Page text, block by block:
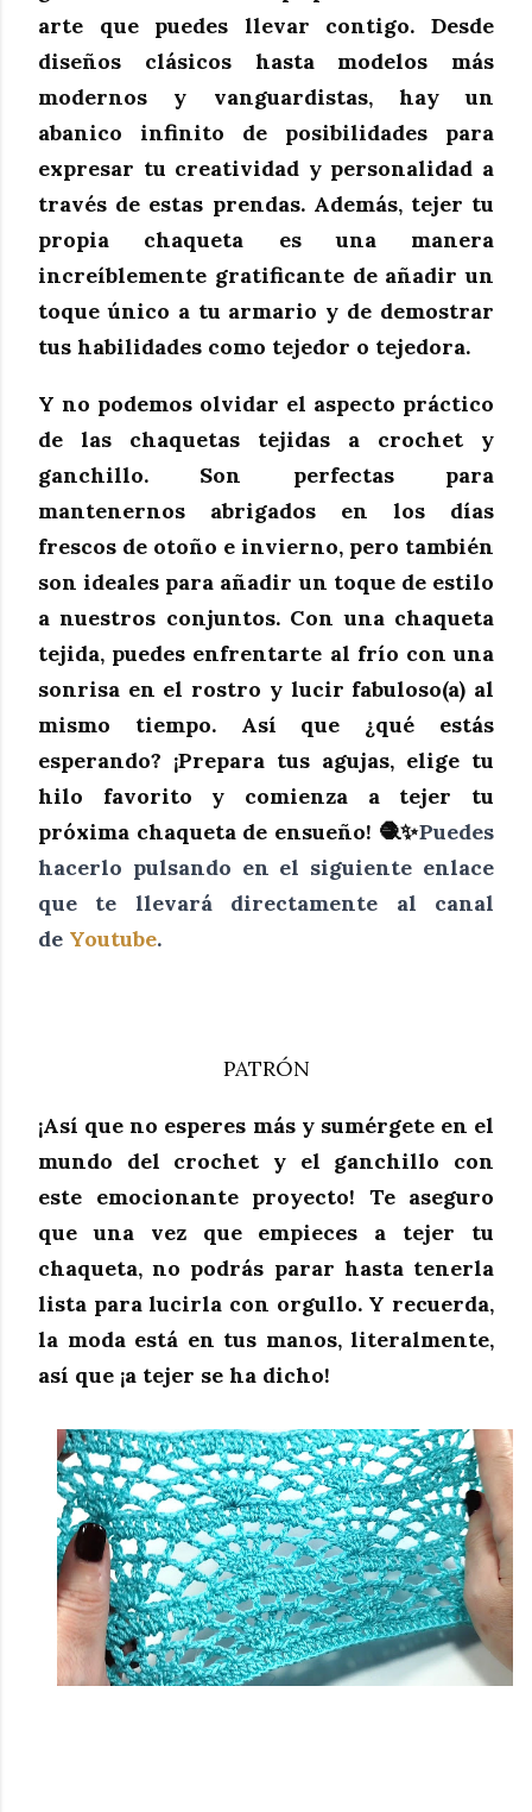
arte que puedes llevar contigo. Desde
diseños clásicos hasta modelos más
modernos y vanguardistas, hay un
abanico infinito de posibilidades para
expresar tu creatividad y personalidad a
través de estas prendas. Además, tejer tu
propia chaqueta es una manera
increíblemente gratificante de añadir un
toque único a tu armario y de demostrar
tus habilidades como tejedor o tejedora.
Y no podemos olvidar el aspecto práctico
de las chaquetas tejidas a crochet y
ganchillo. Son perfectas para
mantenernos abrigados en los días
frescos de otoño e invierno, pero también
son ideales para añadir un toque de estilo
a nuestros conjuntos. Con una chaqueta
tejida, puedes enfrentarte al frío con una
sonrisa en el rostro y lucir fabuloso(a) al
mismo tiempo. Así que ¿qué estás
esperando? ¡Prepara tus agujas, elige tu
hilo favorito y comienza a tejer tu
próxima chaqueta de ensueño! 🧶✨Puedes
hacerlo pulsando en el siguiente enlace
que te llevará directamente al canal
de Youtube.
PATRÓN
¡Así que no esperes más y sumérgete en el
mundo del crochet y el ganchillo con
este emocionante proyecto! Te aseguro
que una vez que empieces a tejer tu
chaqueta, no podrás parar hasta tenerla
lista para lucirla con orgullo. Y recuerda,
la moda está en tus manos, literalmente,
así que ¡a tejer se ha dicho!